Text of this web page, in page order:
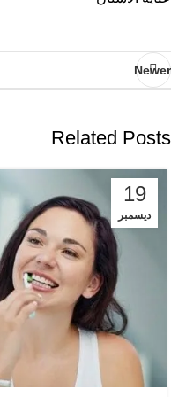
Newer
Related Posts
19
ديسمبر